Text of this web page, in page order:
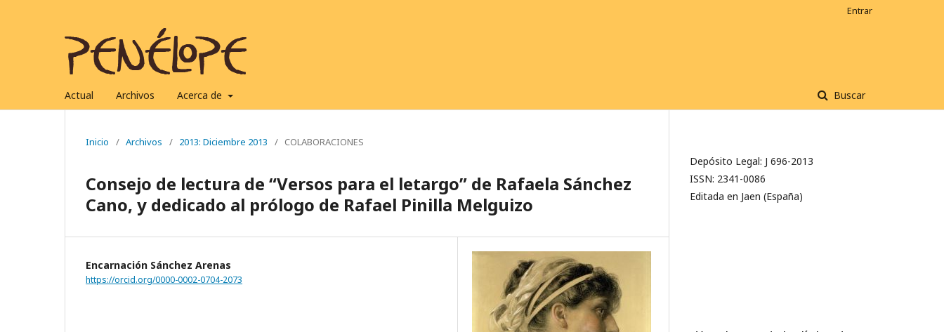
Actual Archivos Acerca de Buscar
Entrar
Inicio / Archivos / 2013: Diciembre 2013 / COLABORACIONES
Consejo de lectura de “Versos para el letargo” de Rafaela Sánchez
Cano, y dedicado al prólogo de Rafael Pinilla Melguizo
Encarnación Sánchez Arenas
https://orcid.org/0000-0002-0704-2073
Depósito Legal: J 696-2013
ISSN: 2341-0086
Editada en Jaen (España)